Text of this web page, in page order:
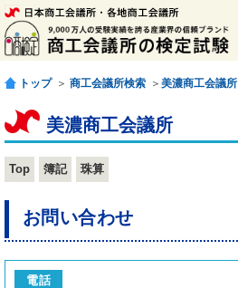
トップ ＞ 商工会議所検索 ＞ 美濃商工会議所
美濃商工会議所
Top 簿記 珠算
お問い合わせ
電話